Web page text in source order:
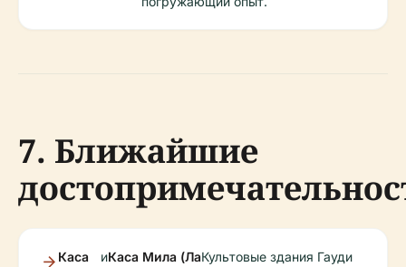
7. Ближайшие
Каса
иКаса Мила (ЛаКультовые здания Гауди